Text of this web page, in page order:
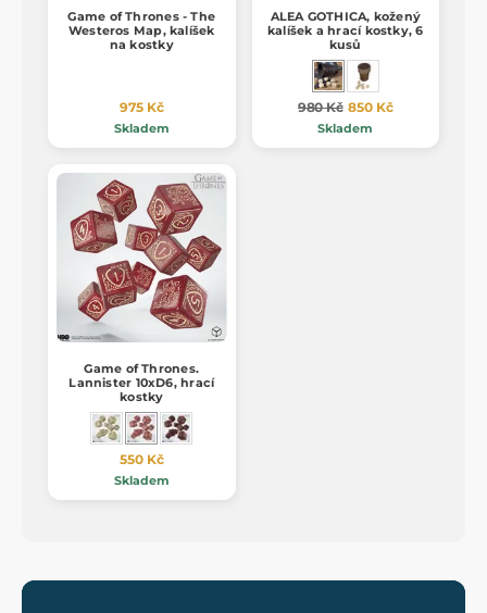
Game of Thrones - The
Westeros Map, kalíšek
na kostky
975 Kč
Skladem
ALEA GOTHICA, kožený
kalíšek a hrací kostky, 6
kusů
980 Kč 850 Kč
Skladem
Game of Thrones.
Lannister 10xD6, hrací
kostky
550 Kč
Skladem